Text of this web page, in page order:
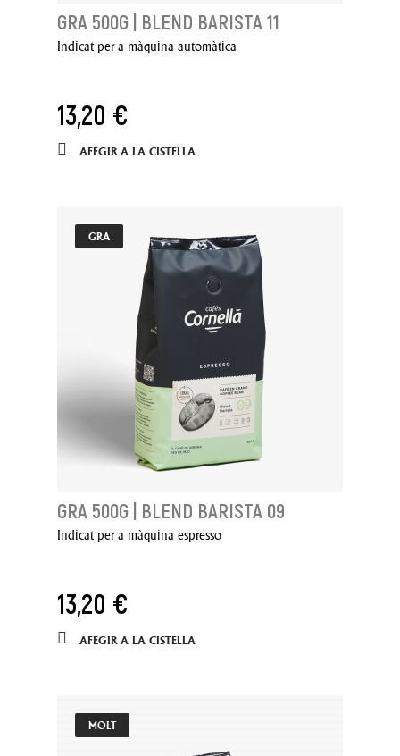
GRA 500G | BLEND BARISTA 11
Indicat per a màquina automàtica
13,20 €
AFEGIR A LA CISTELLA
GRA
GRA 500G | BLEND BARISTA 09
Indicat per a màquina espresso
13,20 €
AFEGIR A LA CISTELLA
MOLT